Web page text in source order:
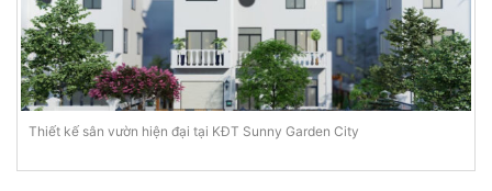
Thiết kế sân vườn hiện đại tại KĐT Sunny Garden City